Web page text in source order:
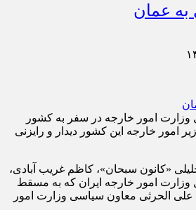
به عمان
وزارت امور خارجه در سفر به کشور
امور خارجه این کشور دیدار و رایزنی
«کانون سبحان»، کاظم غریب آبادی،
وزارت امور خارجه ایران که به مسقط
علی الحرثی معاون سیاسی وزارت امور